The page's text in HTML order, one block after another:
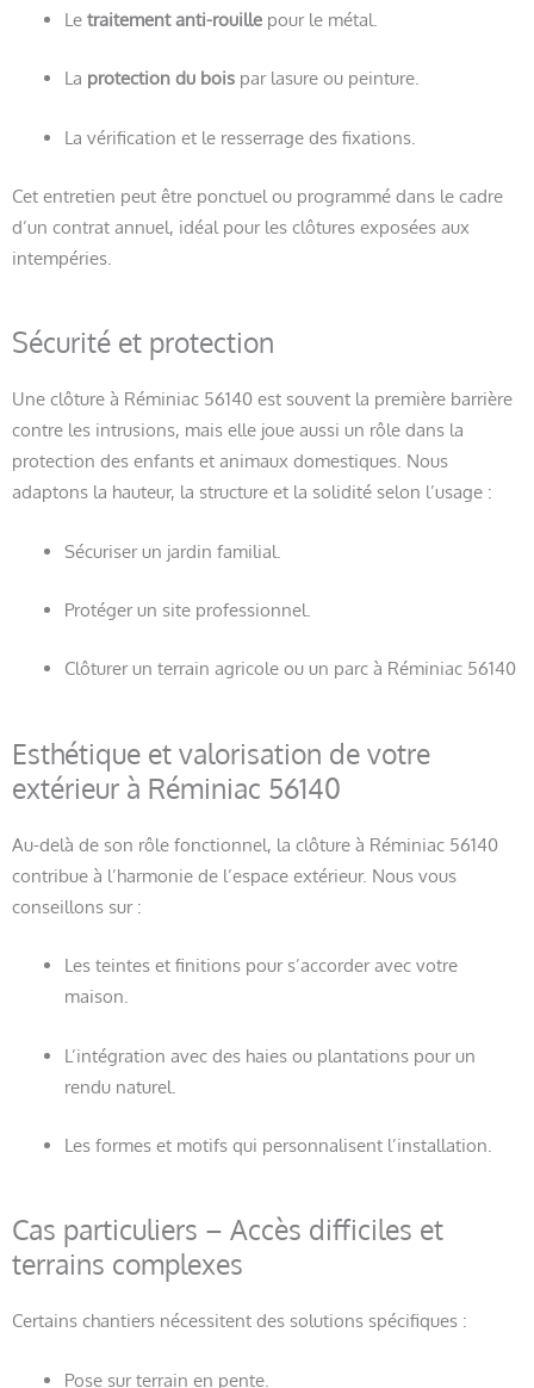
Le traitement anti-rouillepour le métal.
La protection du boispar lasure ou peinture.
La vérification et le resserrage des fixations.
Cet entretien peut être ponctuel ou programmé dans le cadre
d’un contrat annuel, idéal pour les clôtures exposées aux
intempéries.
Sécurité et protection
Une clôture à Réminiac 56140 est souvent la première barrière
contre les intrusions, mais elle joue aussi un rôle dans la
protection des enfants et animaux domestiques. Nous
adaptons la hauteur, la structure et la solidité selon l’usage :
Sécuriser un jardin familial.
Protéger un site professionnel.
Clôturer un terrain agricole ou un parc à Réminiac 56140
Esthétique et valorisation de votre
extérieur à Réminiac 56140
Au-delà de son rôle fonctionnel, la clôture à Réminiac 56140
contribue à l’harmonie de l’espace extérieur. Nous vous
conseillons sur :
Les teintes et finitions pour s’accorder avec votre
maison.
L’intégration avec des haies ou plantations pour un
rendu naturel.
Les formes et motifs qui personnalisent l’installation.
Cas particuliers – Accès difficiles et
terrains complexes
Certains chantiers nécessitent des solutions spécifiques :
Pose sur terrain en pente.